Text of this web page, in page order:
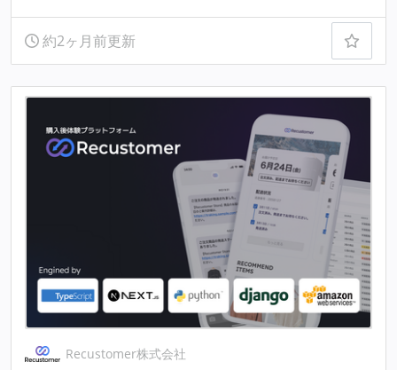
約2ヶ月前更新
Recustomer株式会社